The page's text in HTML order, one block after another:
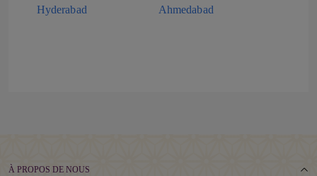
Hyderabad
Ahmedabad
À PROPOS DE NOUS